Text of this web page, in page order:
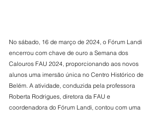
No sábado, 16 de março de 2024, o Fórum Landi
encerrou com chave de ouro a Semana dos
Calouros FAU 2024, proporcionando aos novos
alunos uma imersão única no Centro Histórico de
Belém. A atividade, conduzida pela professora
Roberta Rodrigues, diretora da FAU e
coordenadora do Fórum Landi, contou com uma